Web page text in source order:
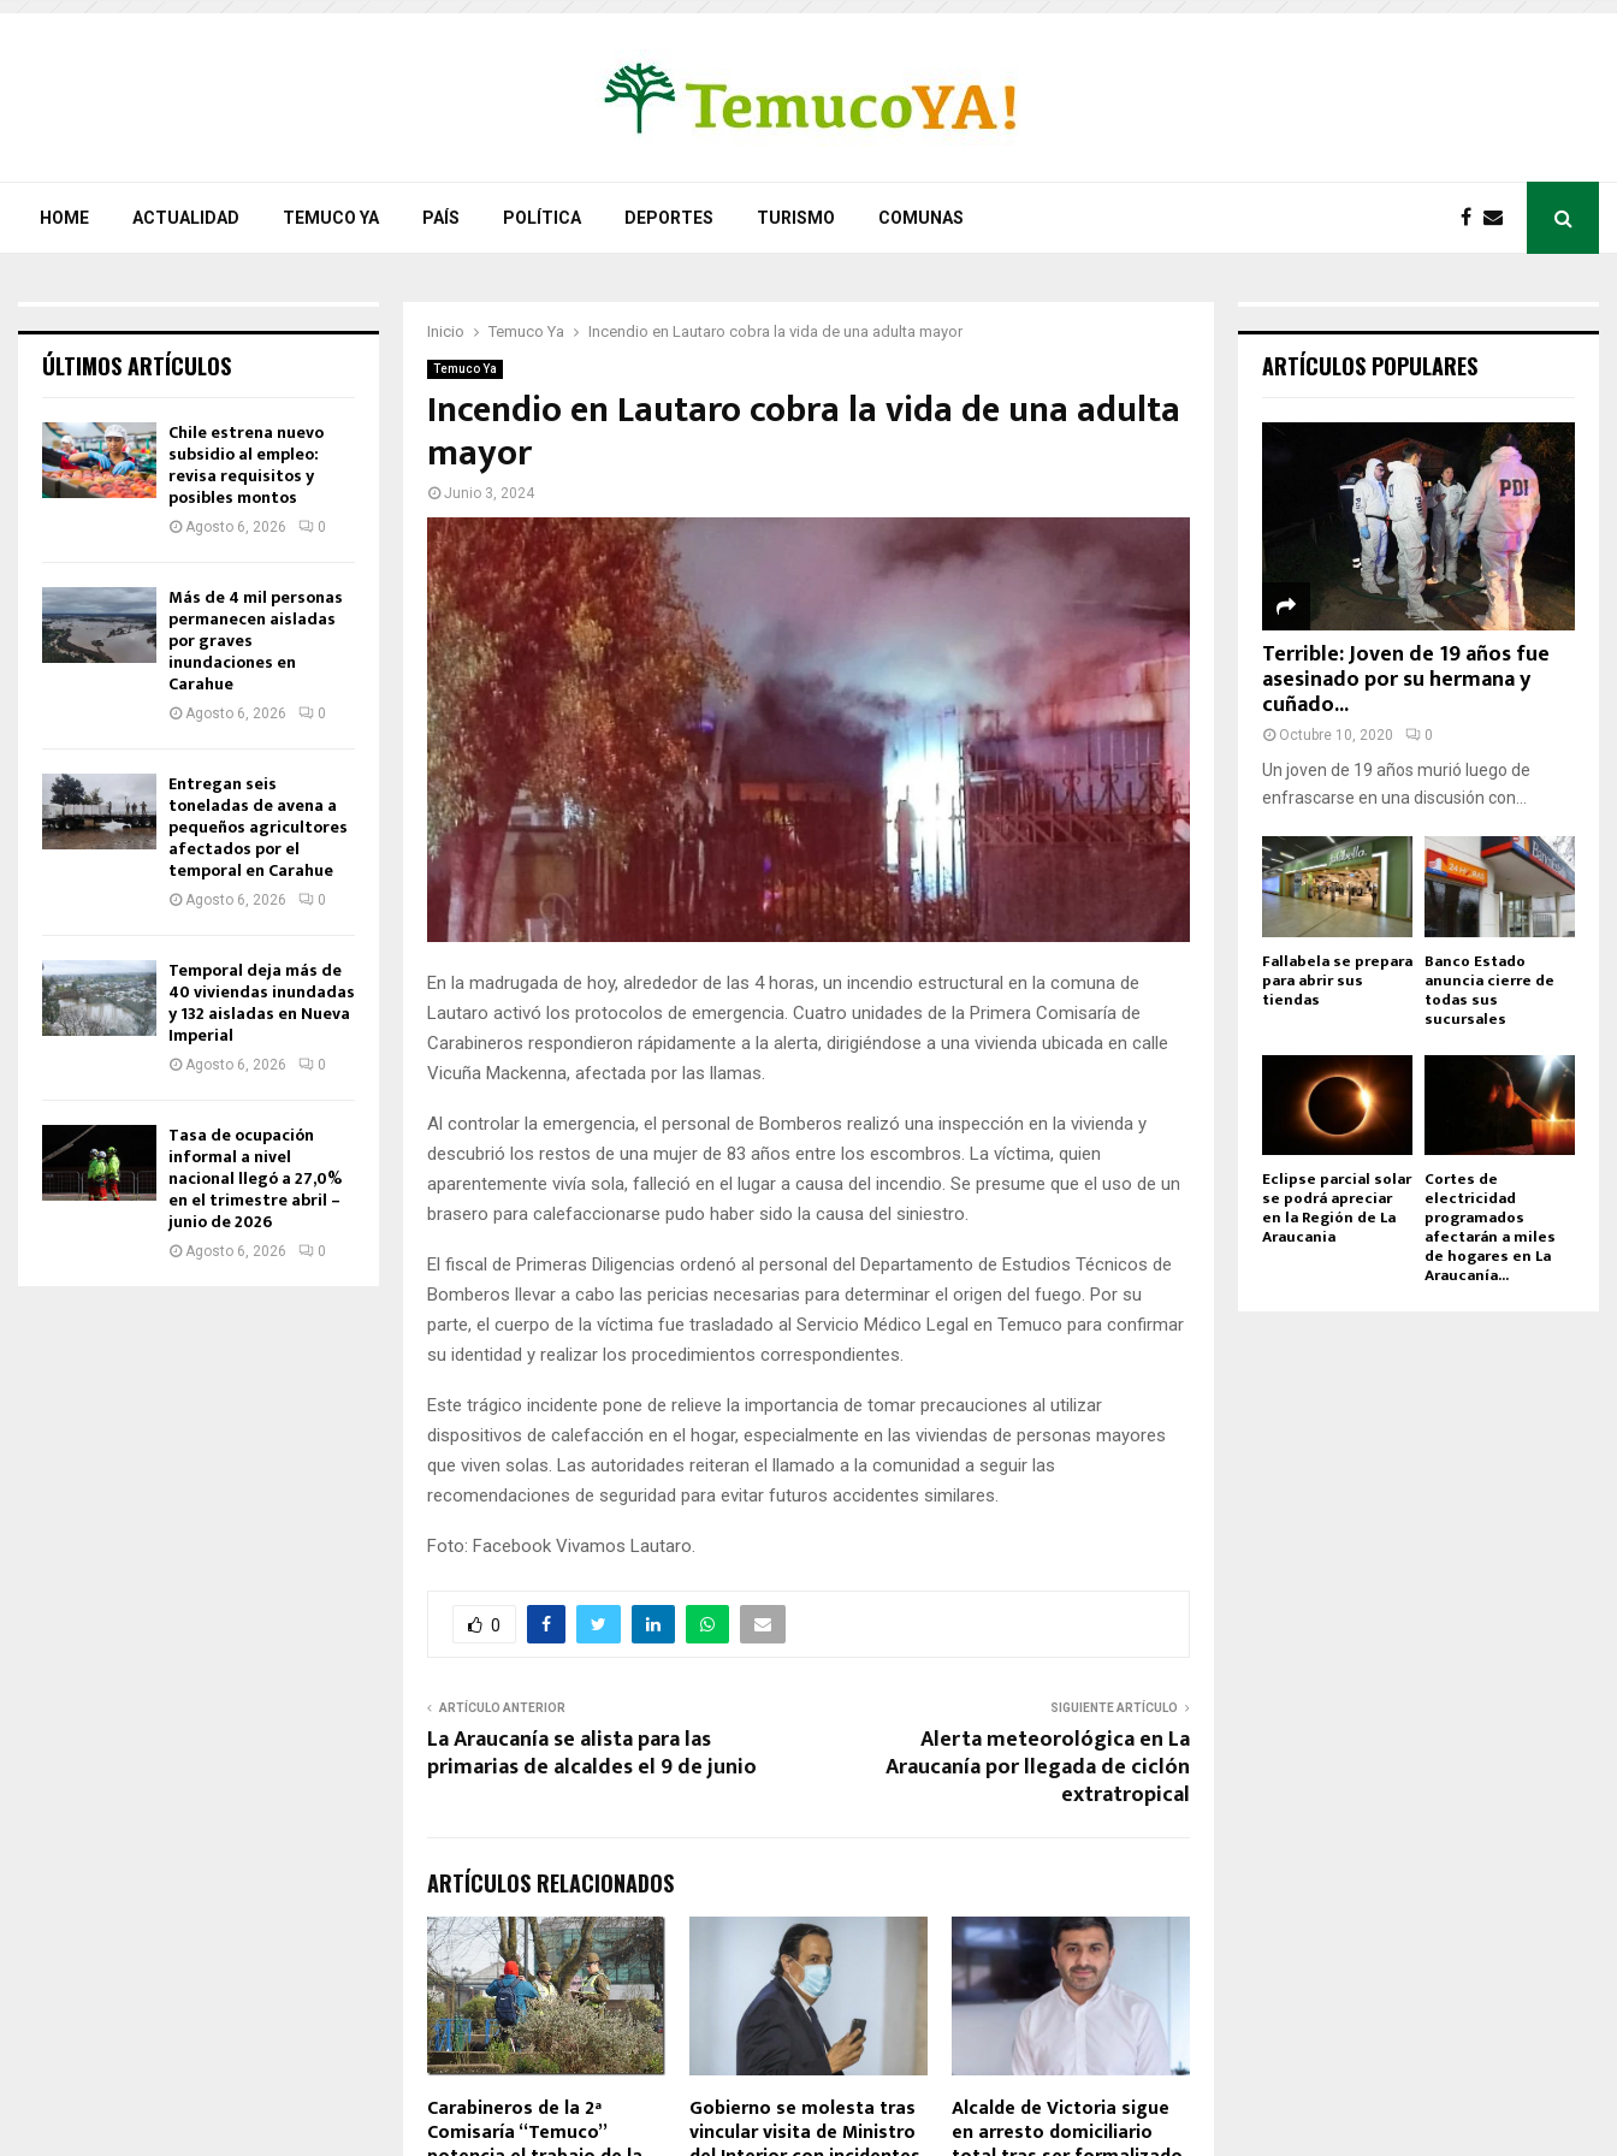
HOME ACTUALIDAD TEMUCO YA PAÍS POLÍTICA DEPORTES TURISMO COMUNAS
Inicio Temuco Ya Incendio en Lautaro cobra la vida de una adulta mayor
Temuco Ya
Incendio en Lautaro cobra la vida de una adulta
mayor
Junio 3, 2024
En la madrugada de hoy, alrededor de las 4 horas, un incendio estructural en la comuna de
Lautaro activó los protocolos de emergencia. Cuatro unidades de la Primera Comisaría de
Carabineros respondieron rápidamente a la alerta, dirigiéndose a una vivienda ubicada en calle
Vicuña Mackenna, afectada por las llamas.
Al controlar la emergencia, el personal de Bomberos realizó una inspección en la vivienda y
descubrió los restos de una mujer de 83 años entre los escombros. La víctima, quien
aparentemente vivía sola, falleció en el lugar a causa del incendio. Se presume que el uso de un
brasero para calefaccionarse pudo haber sido la causa del siniestro.
El fiscal de Primeras Diligencias ordenó al personal del Departamento de Estudios Técnicos de
Bomberos llevar a cabo las pericias necesarias para determinar el origen del fuego. Por su
parte, el cuerpo de la víctima fue trasladado al Servicio Médico Legal en Temuco para confirmar
su identidad y realizar los procedimientos correspondientes.
Este trágico incidente pone de relieve la importancia de tomar precauciones al utilizar
dispositivos de calefacción en el hogar, especialmente en las viviendas de personas mayores
que viven solas. Las autoridades reiteran el llamado a la comunidad a seguir las
recomendaciones de seguridad para evitar futuros accidentes similares.
Foto: Facebook Vivamos Lautaro.
0
ARTÍCULO ANTERIOR
La Araucanía se alista para las
primarias de alcaldes el 9 de junio
SIGUIENTE ARTÍCULO
Alerta meteorológica en La
Araucanía por llegada de ciclón
extratropical
ARTÍCULOS RELACIONADOS
Carabineros de la 2ª
Comisaría “Temuco”
Gobierno se molesta tras
vincular visita de Ministro
Alcalde de Victoria sigue
en arresto domiciliario
ÚLTIMOS ARTÍCULOS
Chile estrena nuevo
subsidio al empleo:
revisa requisitos y
posibles montos
Agosto 6, 2026 0
Más de 4 mil personas
permanecen aisladas
por graves
inundaciones en
Carahue
Agosto 6, 2026 0
Entregan seis
toneladas de avena a
pequeños agricultores
afectados por el
temporal en Carahue
Agosto 6, 2026 0
Temporal deja más de
40 viviendas inundadas
y 132 aisladas en Nueva
Imperial
Agosto 6, 2026 0
Tasa de ocupación
informal a nivel
nacional llegó a 27,0%
en el trimestre abril –
junio de 2026
Agosto 6, 2026 0
ARTÍCULOS POPULARES
Terrible: Joven de 19 años fue
asesinado por su hermana y
cuñado...
Octubre 10, 2020 0
Un joven de 19 años murió luego de
enfrascarse en una discusión con...
Fallabela se prepara
para abrir sus
tiendas
Banco Estado
anuncia cierre de
todas sus
sucursales
Eclipse parcial solar
se podrá apreciar
en la Región de La
Araucania
Cortes de
electricidad
programados
afectarán a miles
de hogares en La
Araucanía...